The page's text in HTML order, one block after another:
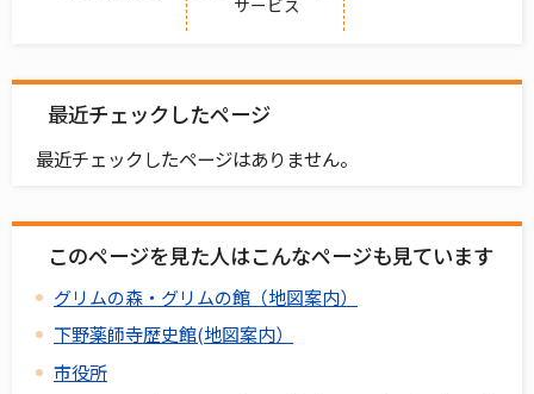
サービス
最近チェックしたページ
最近チェックしたページはありません。
このページを見た人はこんなページも見ています
グリムの森・グリムの館（地図案内）
下野薬師寺歴史館(地図案内）
市役所